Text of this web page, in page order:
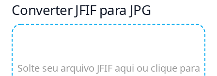
Converter JFIF para JPG
Solte seu arquivo JFIF aqui ou clique para